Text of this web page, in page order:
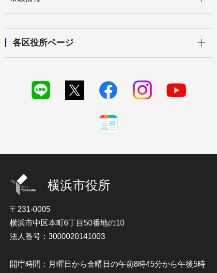
各区役所ページ
横浜市役所
〒231-0005
横浜市中区本町6丁目50番地の10
法人番号：3000020141003
開庁時間：月曜日から金曜日の午前8時45分から午後5時